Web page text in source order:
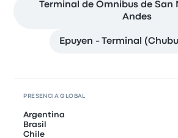
Terminal de Ómnibus de San
Andes
Epuyen - Terminal
PRESENCIA GLOBAL
Argentina
Brasil
Chile